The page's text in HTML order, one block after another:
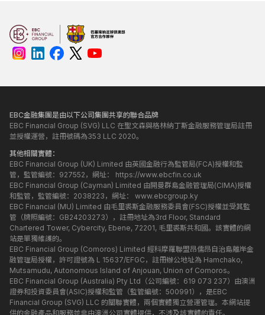
EBC金融集團是由以下公司集團共享的聯合品牌
EBC Financial Group (SVG) LLC 在聖文森與格林納丁斯金融服務管理局註冊
並授權運營，註冊號碼為353 LLC 2020。
其他相關實體：
EBC Financial Group (UK) Limited 由英國金融行為監管局(FCA)授權和監
管，監管編號：927552，網址： https://www.ebcfin.co.uk
EBC Financial Group (Cayman) Limited 由開曼群島金融管理局(CIMA)授權
和監管，監管編號：2038223，網址： www.ebcgroup.ky
EBC Financial (MU) Limited 由毛里裘斯金融服務委員會(FSC)授權並受其監
管（牌照編號：GB24203273），註冊地址為3rd Floor, Standard
Chartered Tower, Cybercity, Ebene, 72201, 毛里裘斯共和國。該實體的網
站是單獨維護的。
EBC Financial Group (Comoros) Limited 經科摩羅聯盟昂儒昂自治島離岸金
融管理局授權，許可證號為 L 15637/EFGC，註冊辦公地址為 Hamchako,
Mutsamudu, Autonomous Island of Anjouan, Union of Comoros。
EBC Financial Group (Australia) Pty Ltd（公司編號：619 073 237）由澳洲
證券和投資委員會(ASIC)授權和監管（監管編號：500991），是EBC
Financial Group (SVG) LLC 的關聯實體，兩個實體獨立營運管理。本網站提
供的金融產品和服務並非由澳洲公司實體提供，不涉及該實體的責任。